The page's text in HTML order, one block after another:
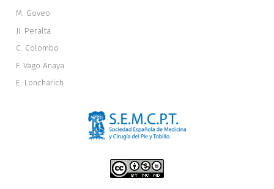
M. Goveo
JI. Peralta
C. Colombo
F. Vago Anaya
E. Loncharich